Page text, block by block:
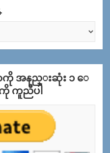
ာကို အနည္းဆုံး ၁ ေ
ကူညီပါ